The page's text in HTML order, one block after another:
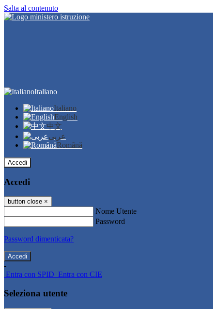
Salta al contenuto
Italiano
Italiano
English
中文
عربى
Română
Accedi
Accedi
button close ×
Nome Utente
Password
Password dimenticata?
-
Entra con SPID Entra con CIE
Seleziona utente